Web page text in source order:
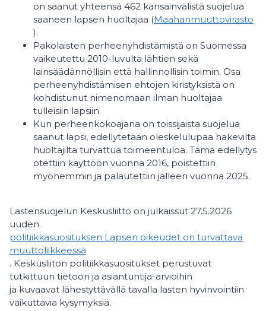
on saanut yhteensä 462 kansainvälistä suojelua
saaneen lapsen huoltajaa (Maahanmuuttovirasto
).
Pakolaisten perheenyhdistämistä on Suomessa
vaikeutettu 2010-luvulta lähtien sekä
lainsäädännöllisin että hallinnollisin toimin. Osa
perheenyhdistämisen ehtojen kiristyksistä on
kohdistunut nimenomaan ilman huoltajaa
tulleisiin lapsiin.
Kun perheenkokoajana on toissijaista suojelua
saanut lapsi, edellytetään oleskelulupaa hakevilta
huoltajilta turvattua toimeentuloa. Tämä edellytys
otettiin käyttöön vuonna 2016, poistettiin
myöhemmin ja palautettiin jälleen vuonna 2025.
Lastensuojelun Keskusliitto on julkaissut 27.5.2026
uuden
politiikkasuosituksen Lapsen oikeudet on turvattava
muuttoliikkeessä
. Keskusliiton politiikkasuositukset perustuvat
tutkittuun tietoon ja asiantuntija-arvioihin
ja kuvaavat lähestyttävällä tavalla lasten hyvinvointiin
vaikuttavia kysymyksiä.